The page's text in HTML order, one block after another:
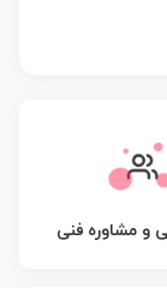
و مشاوره فنی